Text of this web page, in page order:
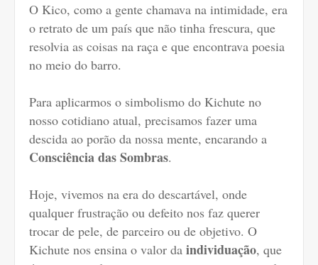
O Kico, como a gente chamava na intimidade, era
o retrato de um país que não tinha frescura, que
resolvia as coisas na raça e que encontrava poesia
no meio do barro.
Para aplicarmos o simbolismo do Kichute no
nosso cotidiano atual, precisamos fazer uma
descida ao porão da nossa mente, encarando a
Consciência das Sombras.
Hoje, vivemos na era do descartável, onde
qualquer frustração ou defeito nos faz querer
trocar de pele, de parceiro ou de objetivo. O
Kichute nos ensina o valor da individuação, que